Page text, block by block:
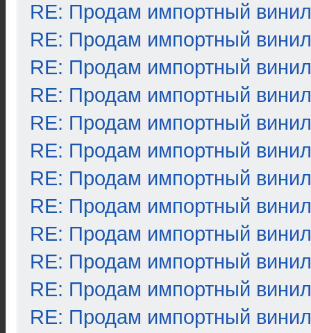
RE: Продам импортный винил
RE: Продам импортный винил
RE: Продам импортный винил
RE: Продам импортный винил
RE: Продам импортный винил
RE: Продам импортный винил
RE: Продам импортный винил
RE: Продам импортный винил
RE: Продам импортный винил
RE: Продам импортный винил
RE: Продам импортный винил
RE: Продам импортный винил